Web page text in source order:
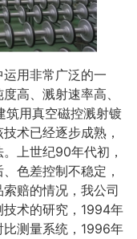
用非常广泛的一
高、溅射速率高、
筑用真空磁控溅射镀
术已经逐步成熟，
上世纪90年代初，
色差控制不稳定，
赔的情况，我公司
术的研究，1994年
测量系统，1996年